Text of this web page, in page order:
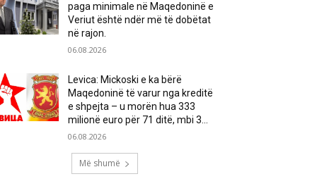
paga minimale në Maqedoninë e
Veriut është ndër më të dobëtat
në rajon.
06.08.2026
Levica: Mickoski e ka bërë
Maqedoninë të varur nga kreditë
e shpejta – u morën hua 333
milionë euro për 71 ditë, mbi 3...
06.08.2026
Më shumë